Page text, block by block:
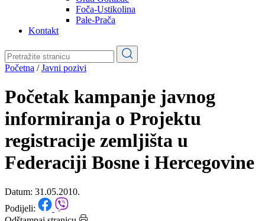
Općine
Pale-Prača
Kontakt
Početna/Javni pozivi
Početak kampanje javnog
informiranja o Projektu
registracije zemljišta u
Federaciji Bosne i Hercegovine